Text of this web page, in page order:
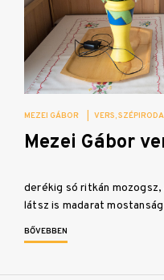
MEZEI GÁBOR VERS
Mezei Gábor
derékig só ritkán mozogsz,
látsz is madarat
BŐVEBBEN